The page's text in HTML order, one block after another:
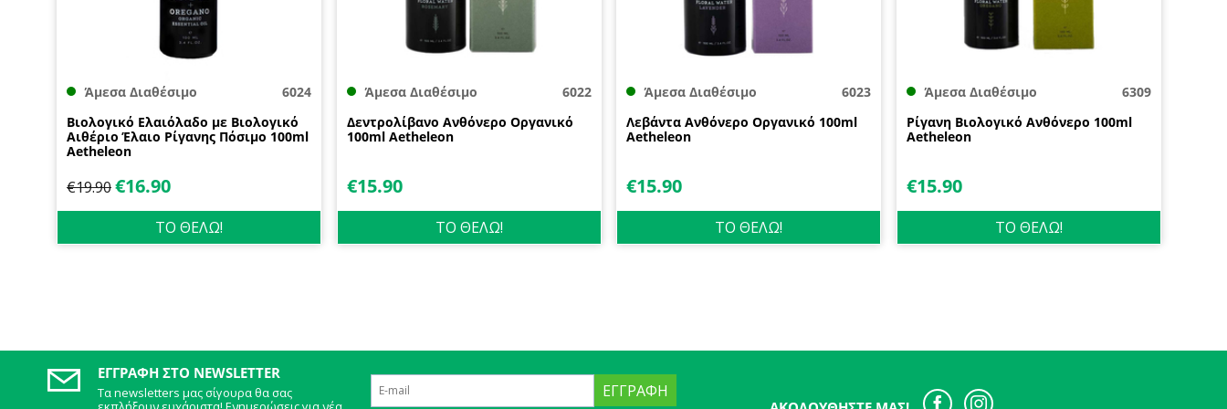
Άμεσα Διαθέσιμο
6024
Βιολογικό Ελαιόλαδο με Βιολογικό
Αιθέριο Έλαιο Ρίγανης Πόσιμο 100ml
Aetheleon
€19.90€16.90
ΤΟ ΘΕΛΩ!
Άμεσα Διαθέσιμο
6022
Δεντρολίβανο Ανθόνερο Οργανικό
100ml Aetheleon
€15.90
ΤΟ ΘΕΛΩ!
Άμεσα Διαθέσιμο
6023
Λεβάντα Ανθόνερο Οργανικό 100ml
Aetheleon
€15.90
ΤΟ ΘΕΛΩ!
Άμεσα Διαθέσιμο
6309
Ρίγανη Βιολογικό Ανθόνερο 100ml
Aetheleon
€15.90
ΤΟ ΘΕΛΩ!
ΕΓΓΡΑΦΉ ΣΤΟ NEWSLETTER
Τα newsletters μας σίγουρα θα σας
ΕΓΓΡΑΦΉ